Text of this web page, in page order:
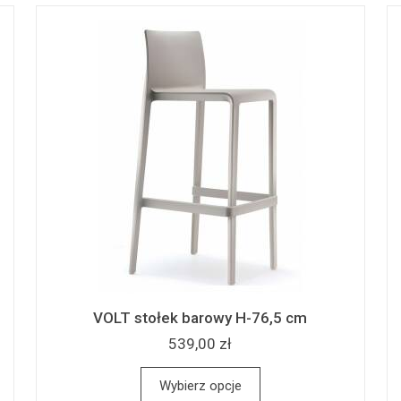
VOLT stołek barowy H-76,5 cm
539,00 zł
Wybierz opcje